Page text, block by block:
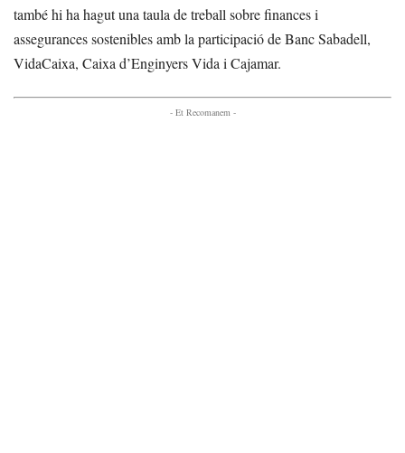
també hi ha hagut una taula de treball sobre finances i
assegurances sostenibles amb la participació de Banc Sabadell,
VidaCaixa, Caixa d’Enginyers Vida i Cajamar.
- Et Recomanem -